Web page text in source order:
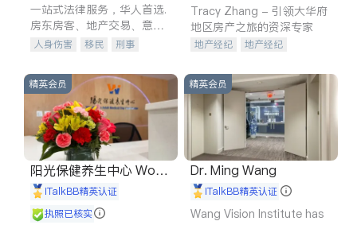
一站式法律服务，华人首选.
房东房客、地产交易、意外
伤害、车祸重伤、商业诉
建筑合同、刑事案件全包办
人身伤害 移民
刑事
信托/遗嘱
商业
商标注册
律师-其它 保释
Tracy Zhang - 引领大华府
地区房产之旅的资深专家
地产经纪
地产经纪
商铺租售
开发商建商
精英会员
阳光保健养生中心 World
shine
iTalkBB精英认证
执照已核实
精英会员
Dr. Ming Wang
iTalkBB精英认证
Wang Vision Institute has